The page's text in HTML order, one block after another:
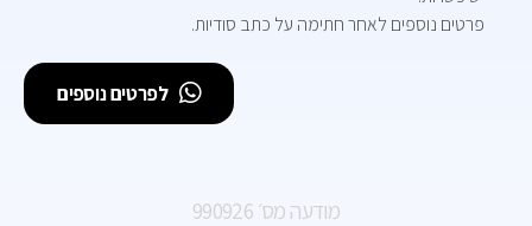
פרטים נוספים לאחר חתימה על כתב סודיות.
לפרטים נוספים
מודעה מס׳ 990926